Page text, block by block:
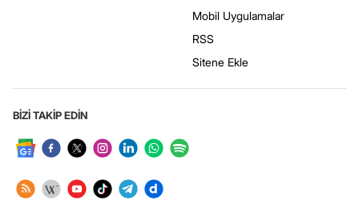
Mobil Uygulamalar
RSS
Sitene Ekle
BİZİ TAKİP EDİN